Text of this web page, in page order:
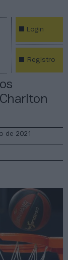
Login
Registro
de 2021